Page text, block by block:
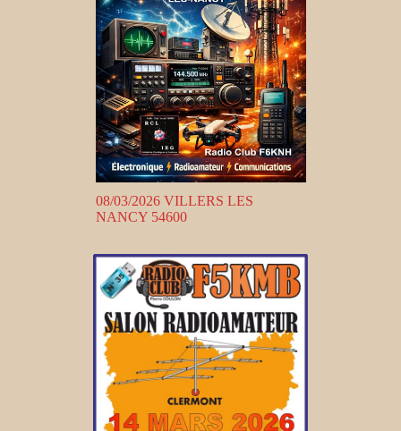
08/03/2026 VILLERS LES
NANCY 54600